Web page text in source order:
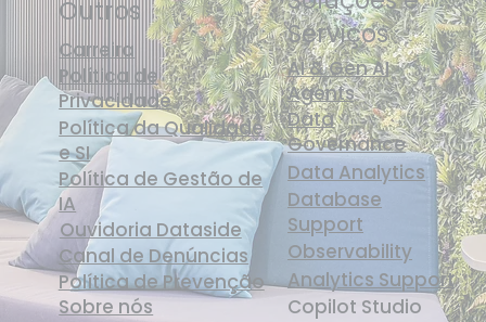
Serviços
AI & Gen AI
Agents
Data
Governance
Data Analytics
Database
Support
Observability
Analytics Support
Copilot Studio
Outros
Carreira
Política de
Privacidade
Política da Qualidade
e SI
Política de Gestão de
IA
Ouvidoria Dataside
Canal de Denúncias
Política de Prevenção
Sobre nós